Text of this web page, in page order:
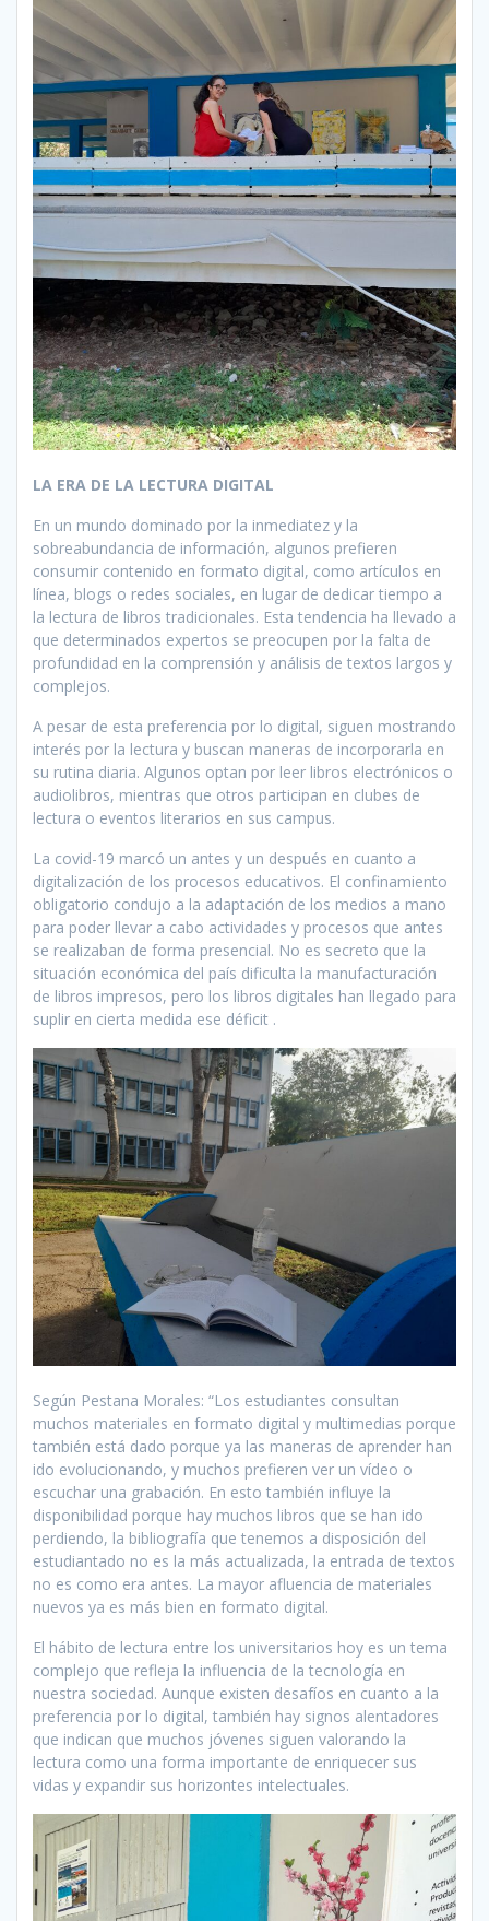
LA ERA DE LA LECTURA DIGITAL
En un mundo dominado por la inmediatez y la
sobreabundancia de información, algunos prefieren
consumir contenido en formato digital, como artículos en
línea, blogs o redes sociales, en lugar de dedicar tiempo a
la lectura de libros tradicionales. Esta tendencia ha llevado a
que determinados expertos se preocupen por la falta de
profundidad en la comprensión y análisis de textos largos y
complejos.
A pesar de esta preferencia por lo digital, siguen mostrando
interés por la lectura y buscan maneras de incorporarla en
su rutina diaria. Algunos optan por leer libros electrónicos o
audiolibros, mientras que otros participan en clubes de
lectura o eventos literarios en sus campus.
La covid-19 marcó un antes y un después en cuanto a
digitalización de los procesos educativos. El confinamiento
obligatorio condujo a la adaptación de los medios a mano
para poder llevar a cabo actividades y procesos que antes
se realizaban de forma presencial. No es secreto que la
situación económica del país dificulta la manufacturación
de libros impresos, pero los libros digitales han llegado para
suplir en cierta medida ese déficit .
Según Pestana Morales: “Los estudiantes consultan
muchos materiales en formato digital y multimedias porque
también está dado porque ya las maneras de aprender han
ido evolucionando, y muchos prefieren ver un vídeo o
escuchar una grabación. En esto también influye la
disponibilidad porque hay muchos libros que se han ido
perdiendo, la bibliografía que tenemos a disposición del
estudiantado no es la más actualizada, la entrada de textos
no es como era antes. La mayor afluencia de materiales
nuevos ya es más bien en formato digital.
El hábito de lectura entre los universitarios hoy es un tema
complejo que refleja la influencia de la tecnología en
nuestra sociedad. Aunque existen desafíos en cuanto a la
preferencia por lo digital, también hay signos alentadores
que indican que muchos jóvenes siguen valorando la
lectura como una forma importante de enriquecer sus
vidas y expandir sus horizontes intelectuales.